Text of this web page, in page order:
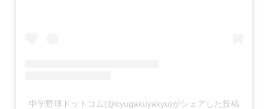
中学野球ドットコム(@cyugakuyakyu)がシェアした投稿